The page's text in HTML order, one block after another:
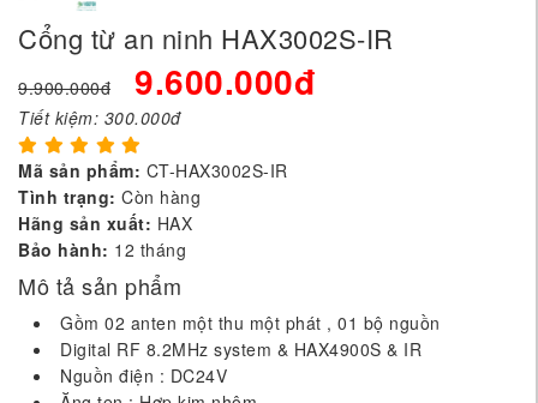
Cổng từ an ninh HAX3002S-IR
9.900.000đ 9.600.000đ
Tiết kiệm: 300.000đ
Mã sản phẩm: CT-HAX3002S-IR
Tình trạng: Còn hàng
Hãng sản xuất: HAX
Bảo hành: 12 tháng
Mô tả sản phẩm
Gồm 02 anten một thu một phát , 01 bộ nguồn
Digital RF 8.2MHz system & HAX4900S & IR
Nguồn điện : DC24V